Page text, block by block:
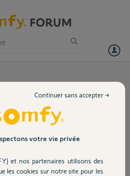
multi volets
qui se sont initialisées sur
autant de télécommandes ,deux d'entre
volets . Comment faire Pour
votre vie privée
et nos partenaires utilisons des
les cookies sur notre site pour les
Continuer sans accepter →